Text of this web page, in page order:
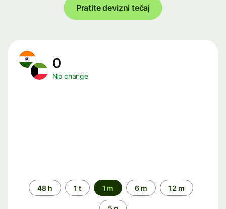
Pratite devizni tečaj
0
No change
Time
period
48 h 1 t 1 m 6 m 12 m